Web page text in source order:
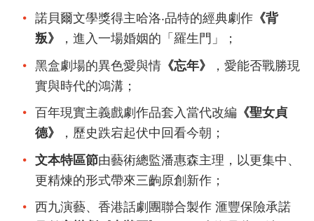
諾貝爾文學獎得主哈洛‧品特的經典劇作 《背
叛》
，進入一場婚姻的「羅生門」；
黑盒劇場的異色愛與情 《忘年》
，愛能否戰勝現
實與時代的鴻溝；
百年現實主義戲劇作品套入當代改編 《聖女貞
德》
，歷史跌宕起伏中回看今朝；
文本特區節由藝術總監潘惠森主理，以更集中、
更精煉的形式帶來三齣原創新作；
西九演藝、香港話劇團聯合製作 滙豐保險承諾